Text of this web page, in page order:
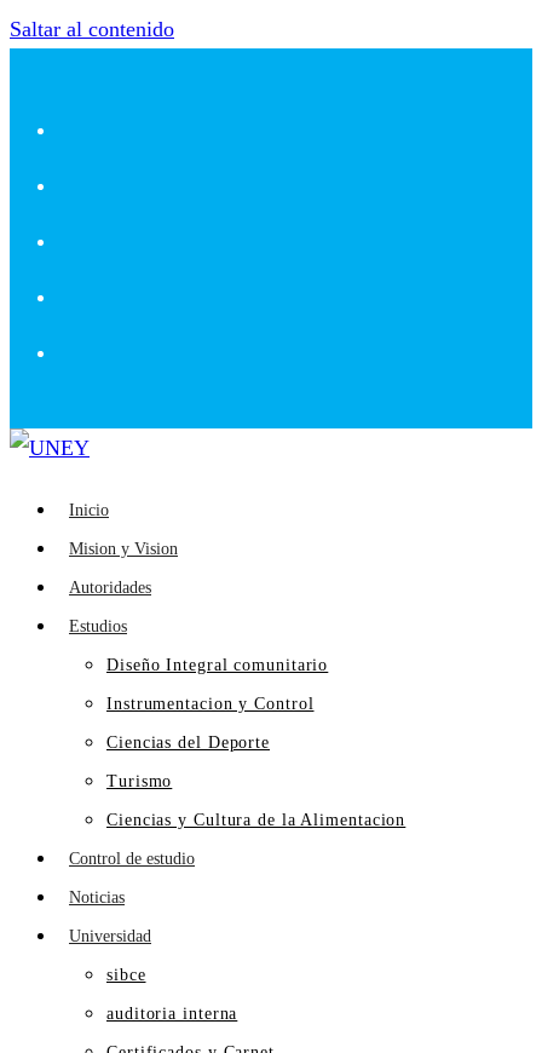
Saltar al contenido
Inicio
Mision y Vision
Autoridades
Estudios
Diseño Integral comunitario
Instrumentacion y Control
Ciencias del Deporte
Turismo
Ciencias y Cultura de la Alimentacion
Control de estudio
Noticias
Universidad
sibce
auditoria interna